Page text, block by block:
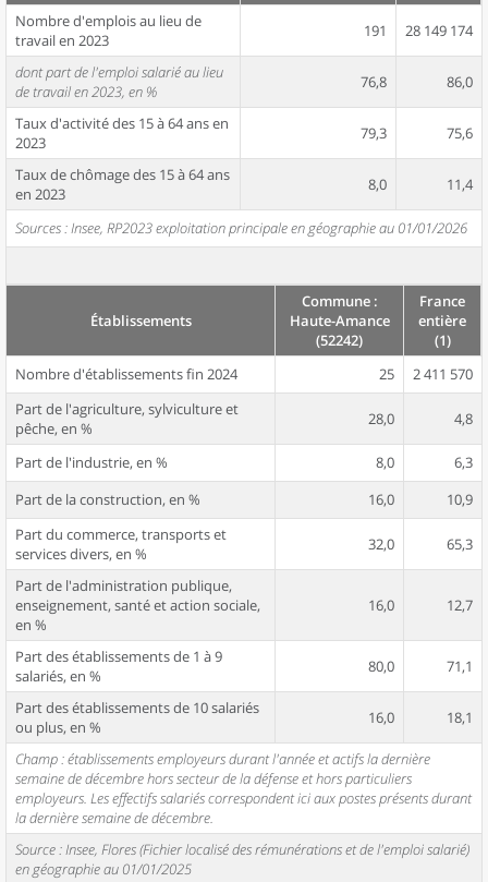
Nombre d'emplois au lieu de
travail en 2023
191 28 149 174
dont part de l'emploi salarié au lieu
de travail en 2023, en %
76,8 86,0
Taux d'activité des 15 à 64 ans en
2023
79,3 75,6
Taux de chômage des 15 à 64 ans
en 2023
8,0 11,4
Sources : Insee, RP2023 exploitation principale en géographie au 01/01/2026
Établissements
Commune :
Haute-Amance
(52242)
France
entière
(1)
Nombre d'établissements fin 2024
25
2 411 570
Part de l'agriculture, sylviculture et
pêche, en %
28,0 4,8
Part de l'industrie, en % 8,0
6,3
Part de la construction, en %
16,0
10,9
Part du commerce, transports et
services divers, en %
32,0 65,3
Part de l'administration publique,
enseignement, santé et action sociale,
en %
16,0 12,7
Part des établissements de 1 à 9
salariés, en %
80,0 71,1
Part des établissements de 10 salariés
ou plus, en %
16,0 18,1
Champ : établissements employeurs durant l'année et actifs la dernière
semaine de décembre hors secteur de la défense et hors particuliers
employeurs. Les effectifs salariés correspondent ici aux postes présents durant
la dernière semaine de décembre.
Source : Insee, Flores (Fichier localisé des rémunérations et de l'emploi salarié)
en géographie au 01/01/2025